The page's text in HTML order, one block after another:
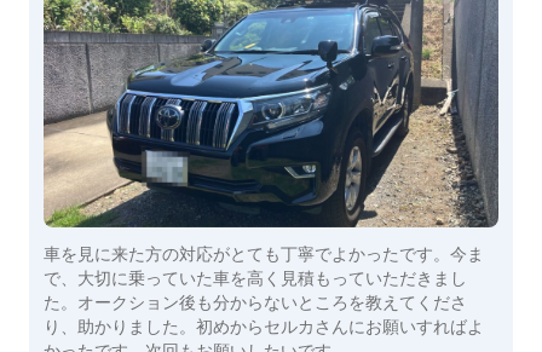
車を見に来た方の対応がとても丁寧でよかったです。今ま
で、大切に乗っていた車を高く見積もっていただきまし
た。オークション後も分からないところを教えてくださ
り、助かりました。初めからセルカさんにお願いすればよ